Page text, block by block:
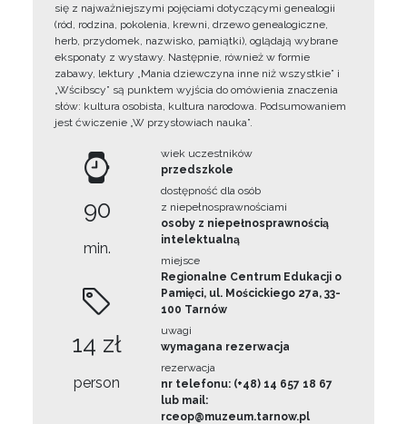
się z najważniejszymi pojęciami dotyczącymi genealogii
(ród, rodzina, pokolenia, krewni, drzewo genealogiczne,
herb, przydomek, nazwisko, pamiątki), oglądają wybrane
eksponaty z wystawy. Następnie, również w formie
zabawy, lektury „Mania dziewczyna inne niż wszystkie” i
„Wścibscy” są punktem wyjścia do omówienia znaczenia
słów: kultura osobista, kultura narodowa. Podsumowaniem
jest ćwiczenie „W przysłowiach nauka”.
90
min.
14 zł
person
wiek uczestników
przedszkole
dostępność dla osób
z niepełnosprawnościami
osoby z niepełnosprawnością
intelektualną
miejsce
Regionalne Centrum Edukacji o
Pamięci, ul. Mościckiego 27a, 33-
100 Tarnów
uwagi
wymagana rezerwacja
rezerwacja
nr telefonu: (+48) 14 657 18 67
lub mail:
rceop@muzeum.tarnow.pl